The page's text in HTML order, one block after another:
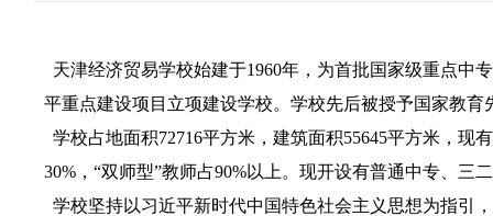
天津经济贸易学校始建于1960年，为首批国家级重点中
平重点建设项目立项建设学校。学校先后被授予国家教
学校占地面积72716平方米，建筑面积55645平方米，现
30%，“双师型”教师占90%以上。现开设有普通中专、
学校坚持以习近平新时代中国特色社会主义思想为指引